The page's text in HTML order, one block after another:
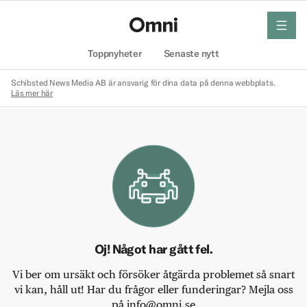
Toppnyheter Senaste nytt
meny
Schibsted News Media AB är ansvarig för dina data på denna webbplats.
Läs mer här
Oj! Något har gått fel.
Vi ber om ursäkt och försöker åtgärda problemet så snart
vi kan, håll ut! Har du frågor eller funderingar? Mejla oss